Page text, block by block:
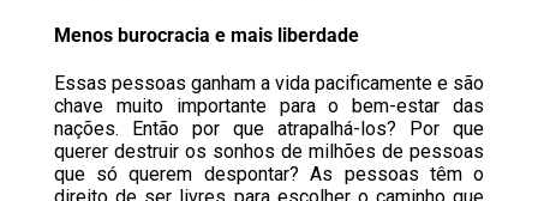
Menos burocracia e mais liberdade
Essas pessoas ganham a vida pacificamente e são
chave muito importante para o bem-estar das
nações. Então por que atrapalhá-los? Por que
querer destruir os sonhos de milhões de pessoas
que só querem despontar? As pessoas têm o